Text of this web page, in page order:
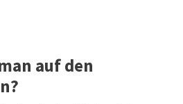
auf den